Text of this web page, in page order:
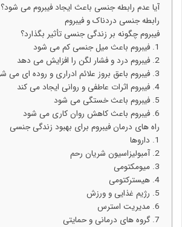
آیا عدم رابطه جنسی باعث ایجاد فیبروم می شود؟
رابطه جنسی دردناک و فیبروم
فیبروم چگونه بر زندگی جنسی تأثیر بگذارد؟
1. فیبروم باعث میل جنسی کم می شود
2. فیبروم درد و فشار لگن را افزایش می دهد
3. فیبروم باعق بروز علائم ادراری و روده ای می شود
4. فیبروم اثرات عاطفی و روانی ایجاد می کند
5. فیبروم باعث خستگی می شود
6. فیبروم باعث کاهش روان کاری می شود
راه های درمان فیبروم برای بهبود زندگی جنسی
1. داروها
2. آمبولیزاسیون شریان رحم
3. میومکتومی
4. هیسترکتومی
5. رژیم غذایی و ورزش
6. مدیریت استرس
7. گروه های درمانی و حمایتی